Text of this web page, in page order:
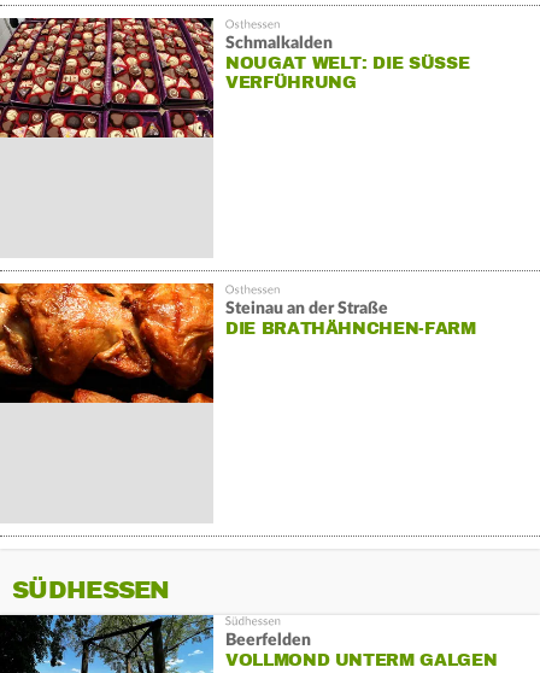
Schmalkalden
NOUGAT WELT: DIE SÜSSE V
ERFÜHRUNG
Steinau an der Straße
DIE BRATHÄHNCHEN-FARM
SÜDHESSEN
Beerfelden
VOLLMOND UNTERM GALGEN